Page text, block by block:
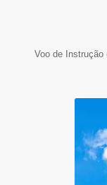
Voo de Instrução